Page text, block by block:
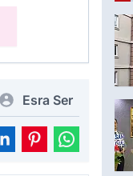
Esra Ser